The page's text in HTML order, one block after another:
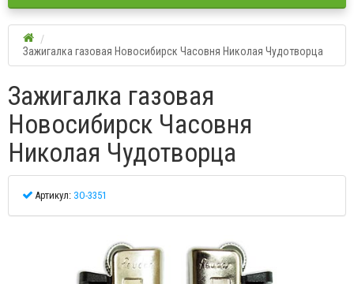
Зажигалка газовая Новосибирск Часовня Николая Чудотворца
Зажигалка газовая
Новосибирск Часовня
Николая Чудотворца
Артикул: ЗО-3351